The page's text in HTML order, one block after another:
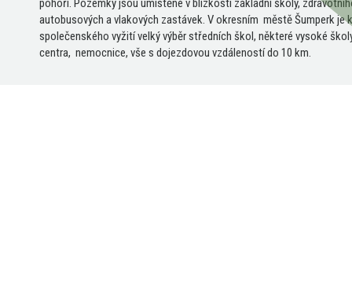
pohoří. Pozemky jsou umístěné v blízkosti základní školy,
autobusových a vlakových zastávek. V okresním městě Šumperk je
společenského vyžití velký výběr středních škol, některé vysoké
centra, nemocnice, vše s dojezdovou vzdáleností do 10 km.